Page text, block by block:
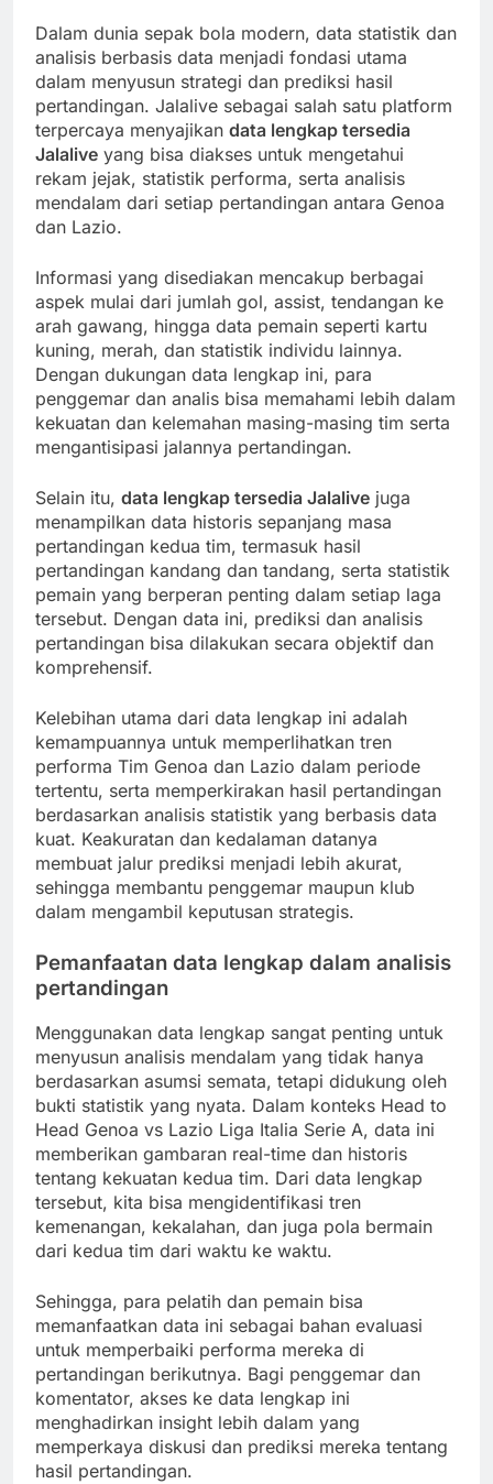
Dalam dunia sepak bola modern, data statistik dan
analisis berbasis data menjadi fondasi utama
dalam menyusun strategi dan prediksi hasil
pertandingan. Jalalive sebagai salah satu platform
terpercaya menyajikan data lengkap tersedia
Jalalive yang bisa diakses untuk mengetahui
rekam jejak, statistik performa, serta analisis
mendalam dari setiap pertandingan antara Genoa
dan Lazio.
Informasi yang disediakan mencakup berbagai
aspek mulai dari jumlah gol, assist, tendangan ke
arah gawang, hingga data pemain seperti kartu
kuning, merah, dan statistik individu lainnya.
Dengan dukungan data lengkap ini, para
penggemar dan analis bisa memahami lebih dalam
kekuatan dan kelemahan masing-masing tim serta
mengantisipasi jalannya pertandingan.
Selain itu, data lengkap tersedia Jalalive juga
menampilkan data historis sepanjang masa
pertandingan kedua tim, termasuk hasil
pertandingan kandang dan tandang, serta statistik
pemain yang berperan penting dalam setiap laga
tersebut. Dengan data ini, prediksi dan analisis
pertandingan bisa dilakukan secara objektif dan
komprehensif.
Kelebihan utama dari data lengkap ini adalah
kemampuannya untuk memperlihatkan tren
performa Tim Genoa dan Lazio dalam periode
tertentu, serta memperkirakan hasil pertandingan
berdasarkan analisis statistik yang berbasis data
kuat. Keakuratan dan kedalaman datanya
membuat jalur prediksi menjadi lebih akurat,
sehingga membantu penggemar maupun klub
dalam mengambil keputusan strategis.
Pemanfaatan data lengkap dalam analisis
pertandingan
Menggunakan data lengkap sangat penting untuk
menyusun analisis mendalam yang tidak hanya
berdasarkan asumsi semata, tetapi didukung oleh
bukti statistik yang nyata. Dalam konteks Head to
Head Genoa vs Lazio Liga Italia Serie A, data ini
memberikan gambaran real-time dan historis
tentang kekuatan kedua tim. Dari data lengkap
tersebut, kita bisa mengidentifikasi tren
kemenangan, kekalahan, dan juga pola bermain
dari kedua tim dari waktu ke waktu.
Sehingga, para pelatih dan pemain bisa
memanfaatkan data ini sebagai bahan evaluasi
untuk memperbaiki performa mereka di
pertandingan berikutnya. Bagi penggemar dan
komentator, akses ke data lengkap ini
menghadirkan insight lebih dalam yang
memperkaya diskusi dan prediksi mereka tentang
hasil pertandingan.